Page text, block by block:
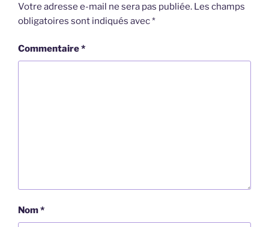
Votre adresse e-mail ne sera pas publiée. Les champs
obligatoires sont indiqués avec*
Commentaire*
Nom*